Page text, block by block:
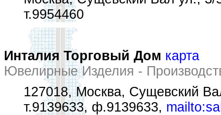
т.9954460
Инталия Торговый Дом карта
Ювелирные Изделия -
127018, Москва, Сущевский
т.9139633, ф.9139633,